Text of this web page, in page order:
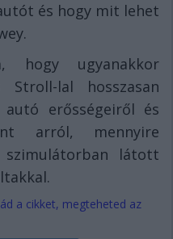
és hogy mit lehet
hogy ugyanakkor
Stroll-lal hosszasan
erősségeiről és
arról, mennyire
szimulátorban látott
a cikket, megteheted az